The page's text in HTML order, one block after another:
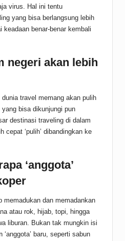
virus. Hal ini tentu
yang bisa berlangsung lebih
keadaan benar-benar kembali
negeri akan lebih
dunia travel memang akan pulih
bisa dikunjungi pun
destinasi traveling di dalam
cepat ‘pulih’ dibandingkan ke
‘anggota’
memadukan dan memadankan
atau rok, hijab, topi, hingga
liburan. Bukan tak mungkin isi
baru, seperti sabun